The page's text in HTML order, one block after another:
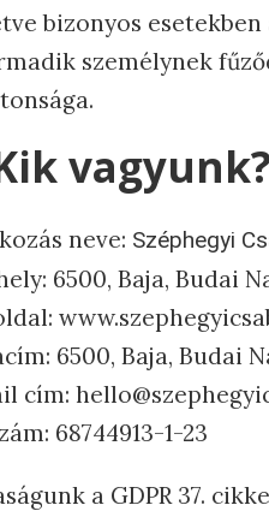
bizonyos esetekben
személynek
vagyunk?
neve: Széphegyi
6500, Baja, Budai
6500, Baja, Budai
cím:
68744913-1-23
a GDPR 37.